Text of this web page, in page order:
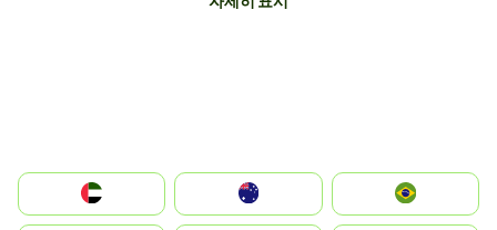
الإمارات العربية المتحدة